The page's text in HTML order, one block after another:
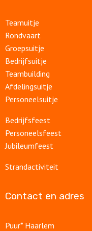
Teamuitje
Rondvaart
Groepsuitje
Bedrijfsuitje
Teambuilding
Afdelingsuitje
Personeelsuitje
Bedrijfsfeest
Personeelsfeest
Jubileumfeest
Strandactiviteit
Contact en adres
Puur* Haarlem